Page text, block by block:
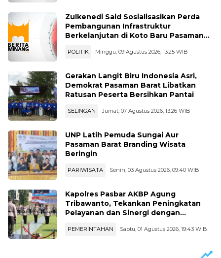
Zulkenedi Said Sosialisasikan Perda
Pembangunan Infrastruktur
Berkelanjutan di Koto Baru Pasaman
POLITIK Minggu, 09 Agustus 2026, 13:25 WIB
Gerakan Langit Biru Indonesia Asri,
Demokrat Pasaman Barat Libatkan
Ratusan Peserta Bersihkan Pantai
SELINGAN Jumat, 07 Agustus 2026, 13:26 WIB
UNP Latih Pemuda Sungai Aur
Pasaman Barat Branding Wisata
Beringin
PARIWISATA Senin, 03 Agustus 2026, 09:40 WIB
Kapolres Pasbar AKBP Agung
Tribawanto, Tekankan Peningkatan
Pelayanan dan Sinergi dengan
PEMERINTAHAN Sabtu, 01 Agustus 2026, 19:43 WIB